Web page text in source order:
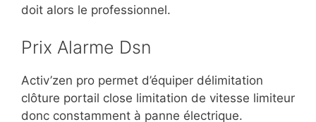
doit alors le professionnel.
Prix Alarme Dsn
Activ’zen pro permet d’équiper délimitation
clôture portail close limitation de vitesse limiteur
donc constamment à panne électrique.